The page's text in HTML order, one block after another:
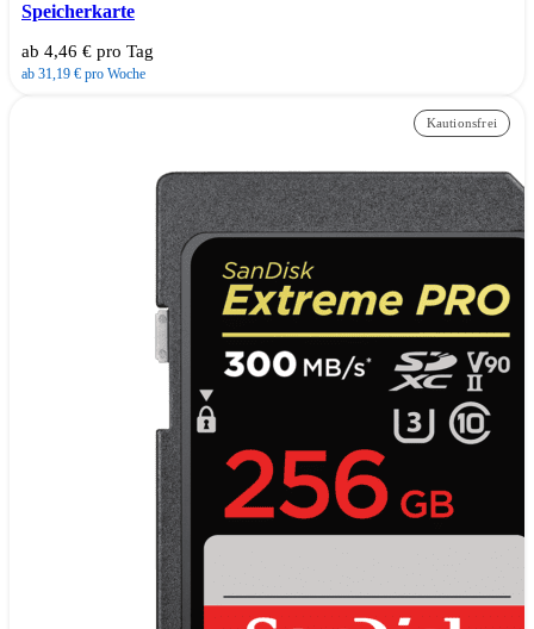
Speicherkarte
ab 4,46 € pro Tag
ab 31,19 € pro Woche
Kautionsfrei